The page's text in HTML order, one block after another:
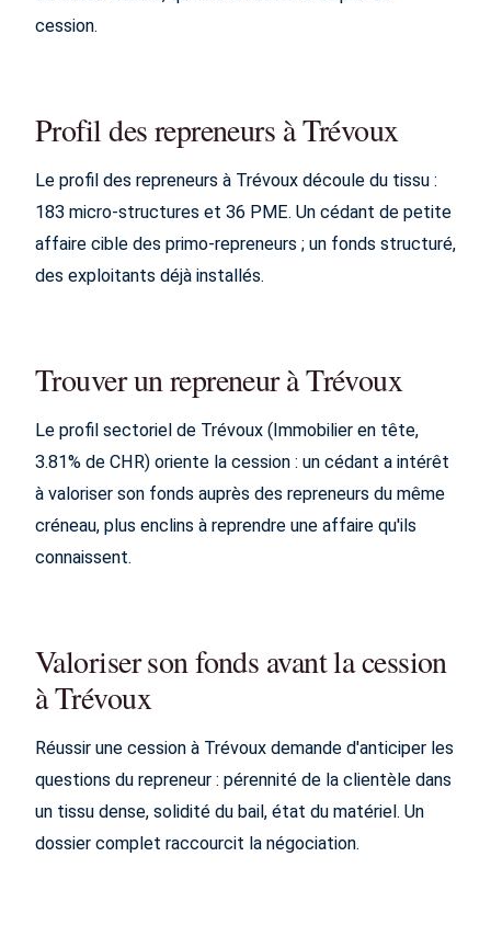
cession.
Profil des repreneurs à Trévoux
Le profil des repreneurs à Trévoux découle du tissu :
183 micro-structures et 36 PME. Un cédant de petite
affaire cible des primo-repreneurs ; un fonds structuré,
des exploitants déjà installés.
Trouver un repreneur à Trévoux
Le profil sectoriel de Trévoux (Immobilier en tête,
3.81% de CHR) oriente la cession : un cédant a intérêt
à valoriser son fonds auprès des repreneurs du même
créneau, plus enclins à reprendre une affaire qu'ils
connaissent.
Valoriser son fonds avant la cession
à Trévoux
Réussir une cession à Trévoux demande d'anticiper les
questions du repreneur : pérennité de la clientèle dans
un tissu dense, solidité du bail, état du matériel. Un
dossier complet raccourcit la négociation.